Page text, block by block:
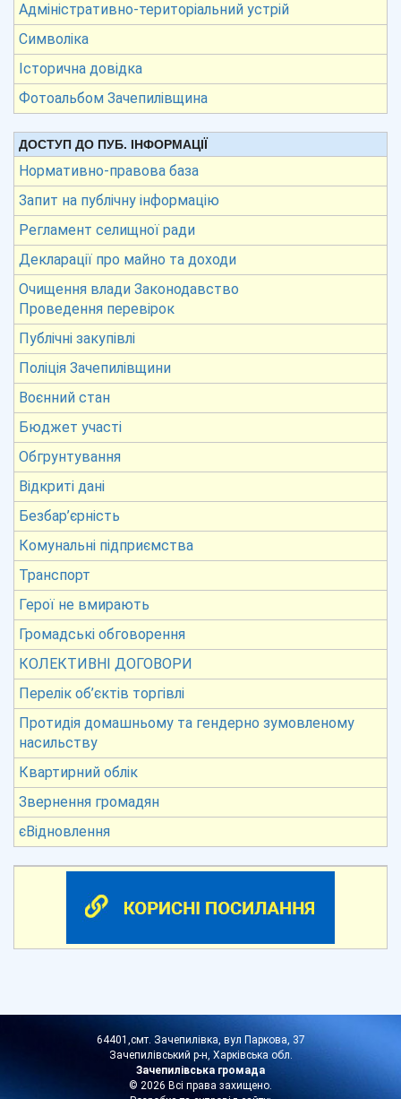
Адміністративно-територіальний устрій
Символіка
Історична довідка
Фотоальбом Зачепилівщина
ДОСТУП ДО ПУБ. ІНФОРМАЦІЇ
Нормативно-правова база
Запит на публічну інформацію
Регламент селищної ради
Декларації про майно та доходи
Очищення влади Законодавство
Проведення перевірок
Публічні закупівлі
Поліція Зачепилівщини
Воєнний стан
Бюджет участі
Обгрунтування
Відкриті дані
Безбар’єрність
Комунальні підприємства
Транспорт
Герої не вмирають
Громадські обговорення
КОЛЕКТИВНІ ДОГОВОРИ
Перелік об’єктів торгівлі
Протидія домашньому та гендерно зумовленому
насильству
Квартирний облік
Звернення громадян
єВідновлення
64401,смт. Зачепилівка, вул Паркова, 37
Зачепилівський р-н, Харківська обл.
Зачепилівська громада
© 2026 Всі права захищено.